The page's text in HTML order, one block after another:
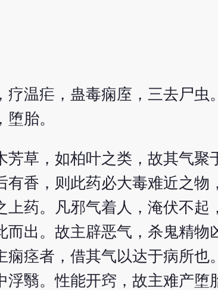
疗温疟，蛊毒痫庢，三去尸
胎。
芳草，如柏叶之类，故其气
香，则此药必大毒难近之物
药。凡邪气着人，淹伏不起
而出。故主辟恶气，杀鬼精物
痉者，借其气以达于病所也
翳。性能开窍，故主难产堕